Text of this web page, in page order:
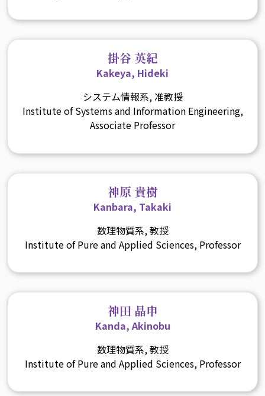
掛谷 英紀
Kakeya, Hideki
システム情報系, 准教授
Institute of Systems and Information Engineering,
Associate Professor
神原 貴樹
Kanbara, Takaki
数理物質系, 教授
Institute of Pure and Applied Sciences, Professor
神田 晶申
Kanda, Akinobu
数理物質系, 教授
Institute of Pure and Applied Sciences, Professor